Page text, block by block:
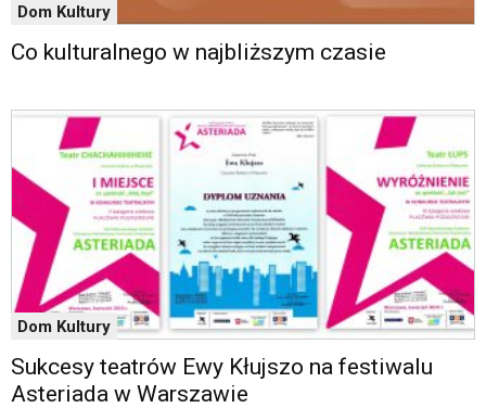
Dom Kultury
Co kulturalnego w najbliższym czasie
Dom Kultury
Sukcesy teatrów Ewy Kłujszo na festiwalu
Asteriada w Warszawie